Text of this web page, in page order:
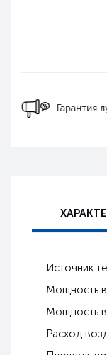
Гарантия
Источник
Мощность
Мощность
Расход